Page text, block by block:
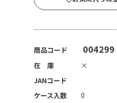
商品コード 004299
在 庫 ×
JANコード
ケース入数
0